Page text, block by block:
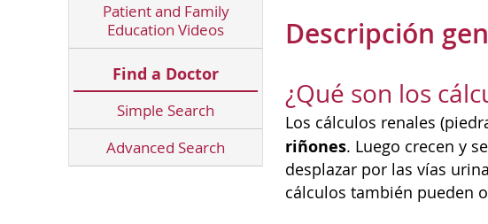
Patient and Family
Education Videos
Find a Doctor
Simple Search
Advanced Search
Descripción
¿Qué son los
Los cálculos renales
riñones. Luego crecen y
desplazar por las vías
cálculos también pueden